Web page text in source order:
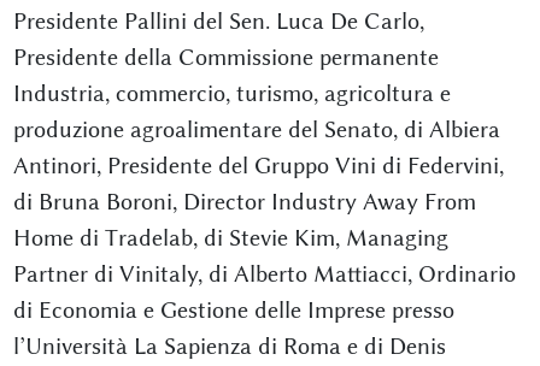
Presidente Pallini del Sen. Luca De Carlo,
Presidente della Commissione permanente
Industria, commercio, turismo, agricoltura e
produzione agroalimentare del Senato, di Albiera
Antinori, Presidente del Gruppo Vini di Federvini,
di Bruna Boroni, Director Industry Away From
Home di Tradelab, di Stevie Kim, Managing
Partner di Vinitaly, di Alberto Mattiacci, Ordinario
di Economia e Gestione delle Imprese presso
l’Università La Sapienza di Roma e di Denis